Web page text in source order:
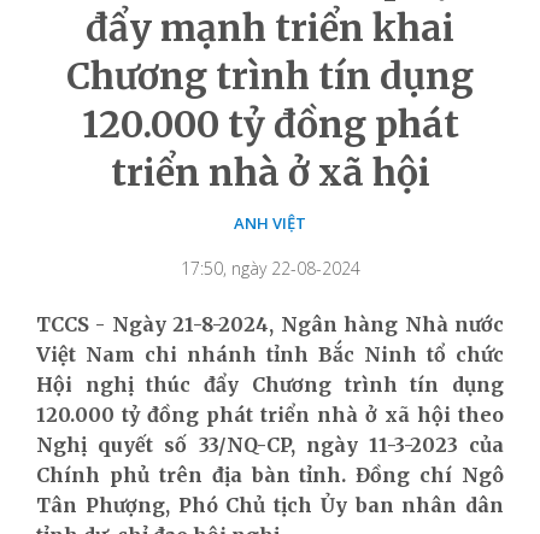
đẩy mạnh triển khai
Chương trình tín dụng
120.000 tỷ đồng phát
triển nhà ở xã hội
ANH VIỆT
17:50, ngày 22-08-2024
TCCS - Ngày 21-8-2024, Ngân hàng Nhà nước
Việt Nam chi nhánh tỉnh Bắc Ninh tổ chức
Hội nghị thúc đẩy Chương trình tín dụng
120.000 tỷ đồng phát triển nhà ở xã hội theo
Nghị quyết số 33/NQ-CP, ngày 11-3-2023 của
Chính phủ trên địa bàn tỉnh. Đồng chí Ngô
Tân Phượng, Phó Chủ tịch Ủy ban nhân dân